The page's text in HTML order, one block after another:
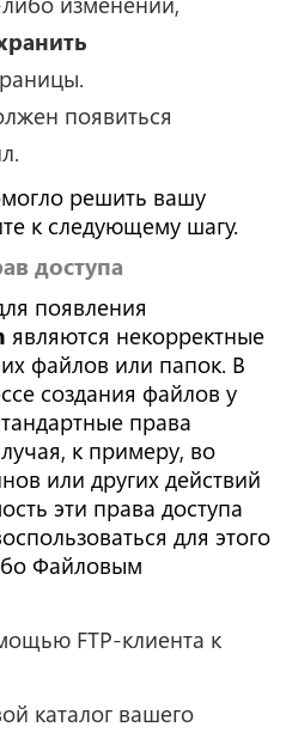
появиться
решить вашу
к следующему шагу.
доступа
появления
являются некорректные
файлов или папок. В
создания файлов у
права
к примеру, во
или других действий
эти права доступа
для этого
Файловым
FTP-клиента к
каталог вашего